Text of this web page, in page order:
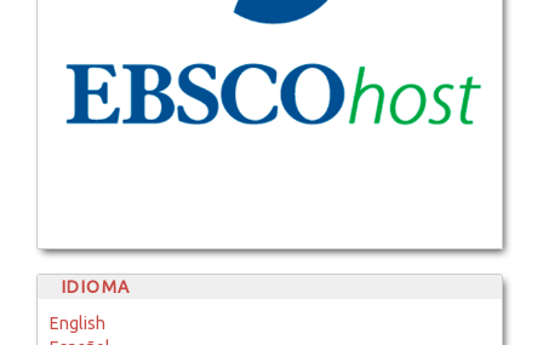
IDIOMA
English